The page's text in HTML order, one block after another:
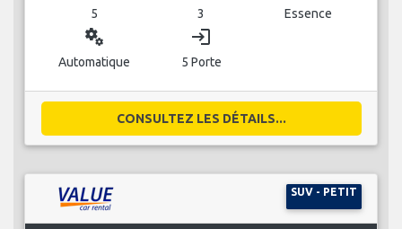
5 3 Essence
miscellaneous_services
Automatique
login
5 Porte
CONSULTEZ LES DÉTAILS...
SUV - PETIT